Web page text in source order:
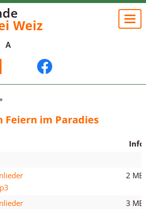
Weiz
A
Feiern im Paradies
Info
2 MB
3 MB